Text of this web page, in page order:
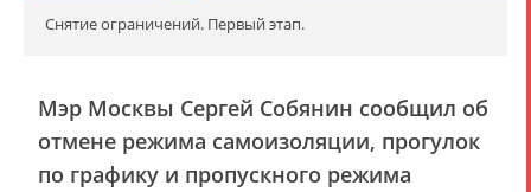
Снятие ограничений. Первый этап.
Мэр Москвы Сергей Собянин сообщил об
отмене режима самоизоляции, прогулок
по графику и пропускного режима